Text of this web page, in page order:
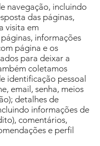
navegação, incluindo
das páginas,
visita em
informações
página e os
para deixar a
coletamos
identificação pessoal
email, senha, meios
detalhes de
informações de
comentários,
e perfil